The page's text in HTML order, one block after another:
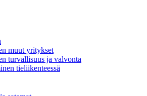
muut yritykset
turvallisuus ja valvonta
tieliikenteessä